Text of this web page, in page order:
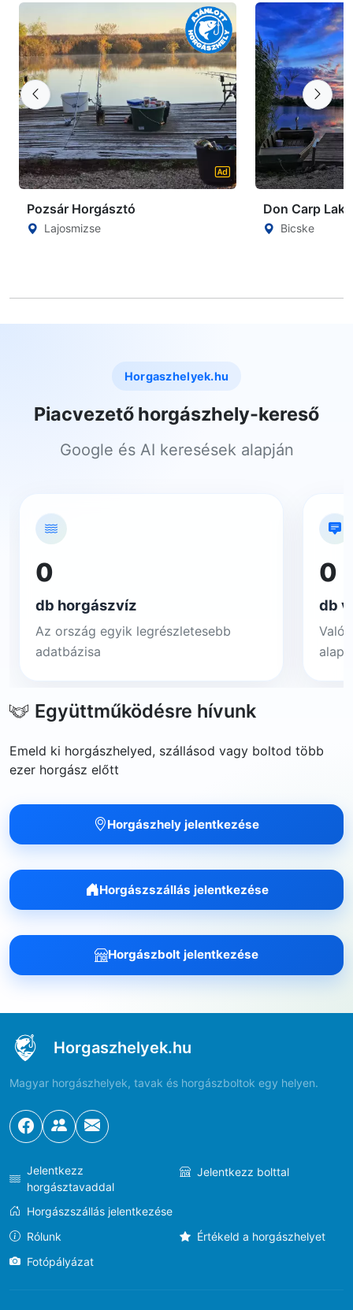
Pozsár Horgásztó
Lajosmizse
Don Carp Lake
Bicske
Horgaszhelyek.hu
Piacvezető horgászhely-kereső
Google és AI keresések alapján
0
db horgászvíz
Az ország egyik legrészletesebb
adatbázisa
0
db
Együttműködésre hívunk
Emeld ki horgászhelyed, szállásod vagy boltod több
ezer horgász előtt
Horgászhely jelentkezése
Horgászszállás jelentkezése
Horgászbolt jelentkezése
Horgaszhelyek.hu
Magyar horgászhelyek, tavak és horgászboltok egy helyen.
Jelentkezz
horgásztavaddal
Jelentkezz bolttal
Horgászszállás jelentkezése
Rólunk
Értékeld a horgászhelyet
Fotópályázat